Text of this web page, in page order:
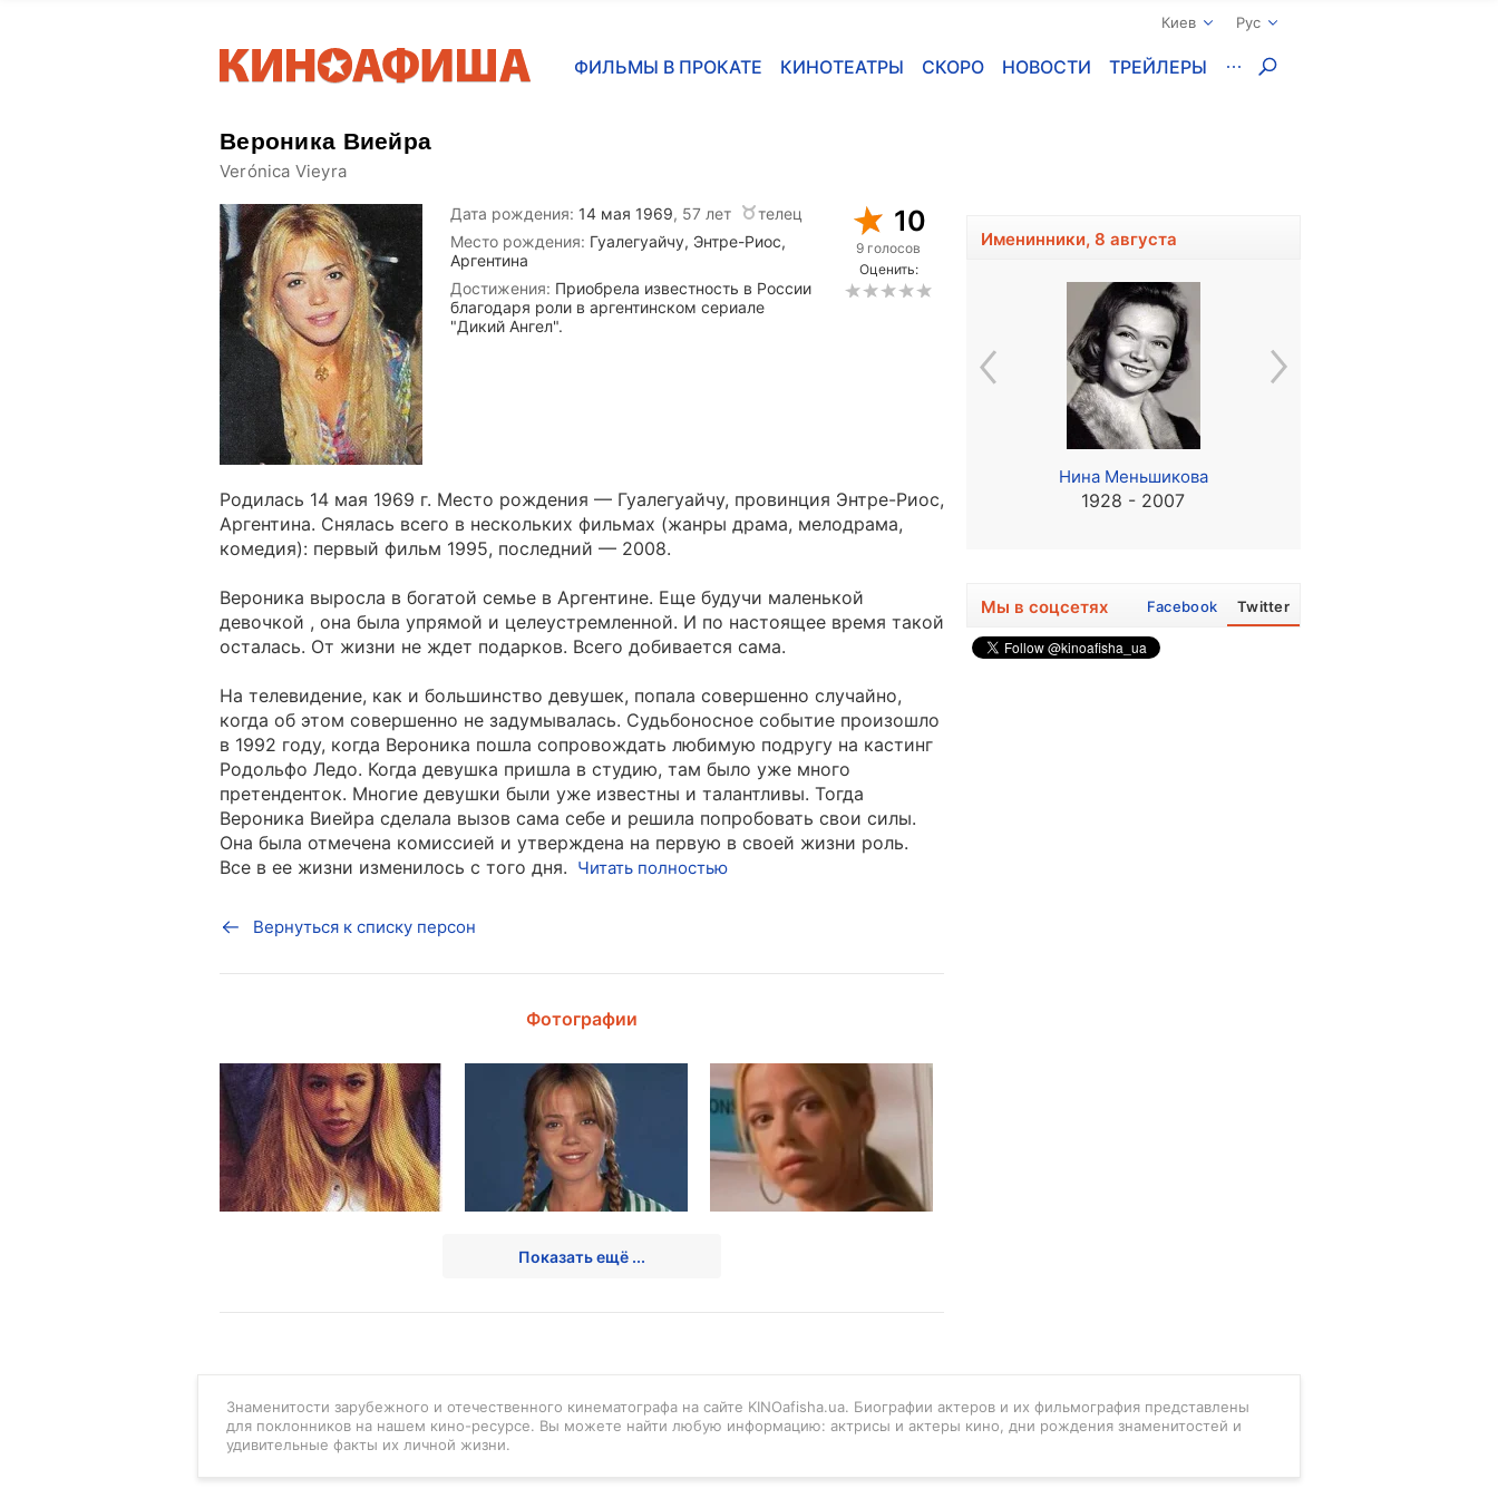
Киев Рус
ФИЛЬМЫ В ПРОКАТЕ КИНОТЕАТРЫ СКОРО НОВОСТИ ТРЕЙЛЕРЫ
Вероника Виейра
Verónica Vieyra
Дата рождения: 14 мая 1969, 57 лет
телец
Место рождения: Гуалегуайчу, Энтре-Риос,
Аргентина
Достижения: Приобрела известность в России
благодаря роли в аргентинском сериале
"Дикий Ангел".
10
9 голосов
Оценить:
Родилась 14 мая 1969 г. Место рождения — Гуалегуайчу, провинция Энтре-Риос,
Аргентина. Снялась всего в нескольких фильмах (жанры драма, мелодрама,
комедия): первый фильм 1995, последний — 2008.
Вероника выросла в богатой семье в Аргентине. Еще будучи маленькой
девочкой , она была упрямой и целеустремленной. И по настоящее время такой
осталась. От жизни не ждет подарков. Всего добивается сама.
На телевидение, как и большинство девушек, попала совершенно случайно,
когда об этом совершенно не задумывалась. Судьбоносное событие произошло
в 1992 году, когда Вероника пошла сопровождать любимую подругу на кастинг
Родольфо Ледо. Когда девушка пришла в студию, там было уже много
претенденток. Многие девушки были уже известны и талантливы. Тогда
Вероника Виейра сделала вызов сама себе и решила попробовать свои силы.
Она была отмечена комиссией и утверждена на первую в своей жизни роль.
Все в ее жизни изменилось с того дня. Читать полностью
Вернуться к списку персон
Фотографии
Показать ещё ...
Именинники, 8 августа
1921 - 2013
Нина Меньшикова
1928 - 2007
Мы в соцсетях Facebook Twitter
Знаменитости зарубежного и отечественного кинематографа на сайте KINOafisha.ua. Биографии актеров и их фильмография представлены
для поклонников на нашем кино-ресурсе. Вы можете найти любую информацию: актрисы и актеры кино, дни рождения знаменитостей и
удивительные факты их личной жизни.